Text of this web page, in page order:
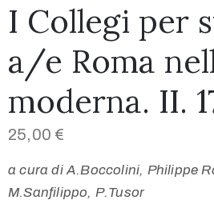
I Collegi per
a/e Roma
moderna. II.
25,00 €
a cura di A.Boccolini, Philippe
M.Sanfilippo, P.Tusor